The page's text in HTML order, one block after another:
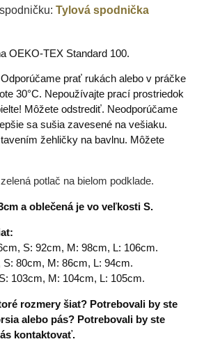
Tylová spodnička
OEKO-TEX Standard 100.
Odporúčame prať rukách alebo v práčke
30°C. Nepoužívajte prací prostriedok
Môžete odstrediť. Neodporúčame
sa sušia zavesené na vešiaku.
žehličky na bavlnu. Môžete
potlač na bielom podklade.
a oblečená je vo veľkosti S.
S: 92cm, M: 98cm, L: 106cm.
80cm, M: 86cm, L: 94cm.
103cm, M: 104cm, L: 105cm.
rozmery šiat? Potrebovali by ste
alebo pás? Potrebovali by ste
kontaktovať.